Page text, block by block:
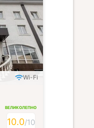
Wi-Fi
ВЕЛИКОЛЕПНО
10.0/10